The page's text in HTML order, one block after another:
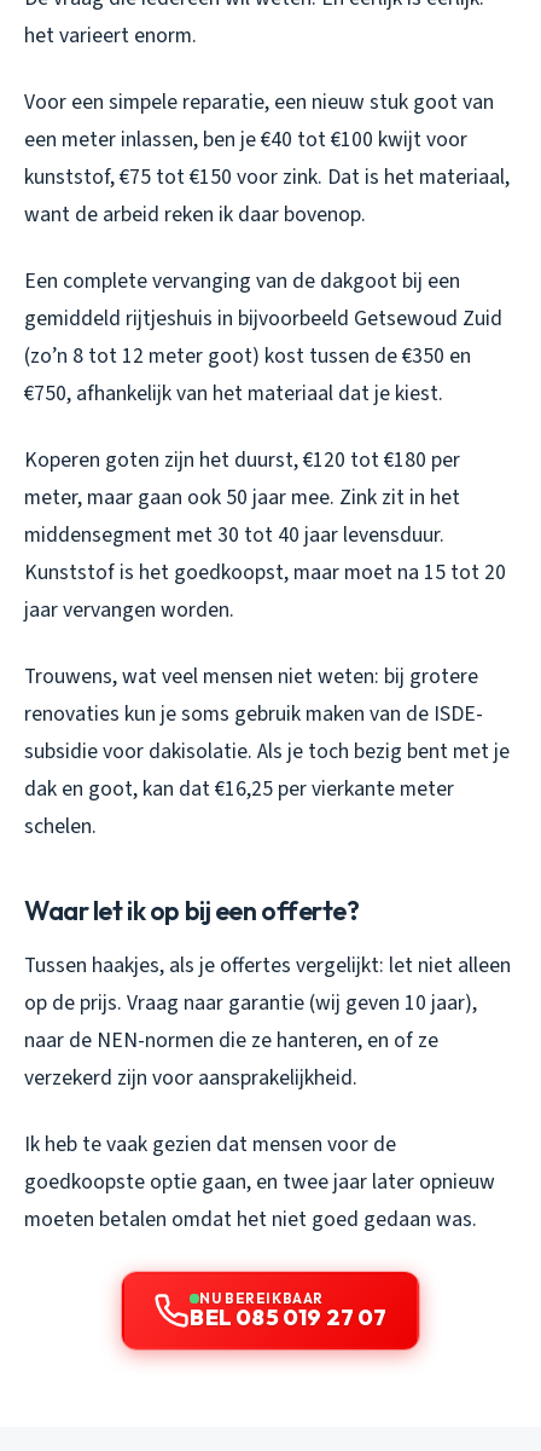
het varieert enorm.
Voor een simpele reparatie, een nieuw stuk goot van
een meter inlassen, ben je €40 tot €100 kwijt voor
kunststof, €75 tot €150 voor zink. Dat is het materiaal,
want de arbeid reken ik daar bovenop.
Een complete vervanging van de dakgoot bij een
gemiddeld rijtjeshuis in bijvoorbeeld Getsewoud Zuid
(zo’n 8 tot 12 meter goot) kost tussen de €350 en
€750, afhankelijk van het materiaal dat je kiest.
Koperen goten zijn het duurst, €120 tot €180 per
meter, maar gaan ook 50 jaar mee. Zink zit in het
middensegment met 30 tot 40 jaar levensduur.
Kunststof is het goedkoopst, maar moet na 15 tot 20
jaar vervangen worden.
Trouwens, wat veel mensen niet weten: bij grotere
renovaties kun je soms gebruik maken van de ISDE-
subsidie voor dakisolatie. Als je toch bezig bent met je
dak en goot, kan dat €16,25 per vierkante meter
schelen.
Waar let ik op bij een offerte?
Tussen haakjes, als je offertes vergelijkt: let niet alleen
op de prijs. Vraag naar garantie (wij geven 10 jaar),
naar de NEN-normen die ze hanteren, en of ze
verzekerd zijn voor aansprakelijkheid.
Ik heb te vaak gezien dat mensen voor de
goedkoopste optie gaan, en twee jaar later opnieuw
moeten betalen omdat het niet goed gedaan was.
NU BEREIKBAAR
BEL 085 019 27 07